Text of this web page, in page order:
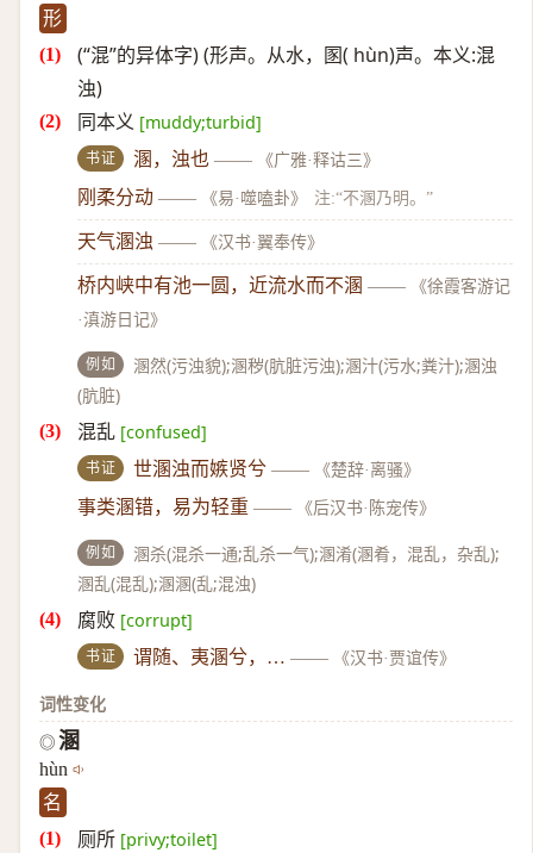
形
(“混”的异体字) (形声。从水，圂( hùn)声。本义:混
浊)
同本义 [muddy;turbid]
书证 溷，浊也 —— 《广雅·释诂三》
刚柔分动 —— 《易·噬嗑卦》 注:“不溷乃明。”
天气溷浊 —— 《汉书·翼奉传》
桥内峡中有池一圆，近流水而不溷 ——
《徐霞客游记
·滇游日记》
例如
溷然(污浊貌);溷秽(肮脏污浊);溷汁(污水;粪汁);溷浊
(肮脏)
混乱 [confused]
书证 世溷浊而嫉贤兮 —— 《楚辞·离骚》
事类溷错，易为轻重 —— 《后汉书·陈宠传》
例如
溷杀(混杀一通;乱杀一气);溷淆(溷肴，混乱，杂乱);
溷乱(混乱);溷溷(乱;混浊)
腐败 [corrupt]
书证 谓随、夷溷兮，… —— 《汉书·贾谊传》
词性变化
◎ 溷
hùn
名
厕所 [privy;toilet]